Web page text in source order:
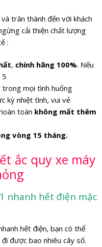
trân thành đến với khách
cải thiện chất lượng
:
, chính hãng 100%. Nếu
5
trong mọi tình huống
kỳ nhiệt tình, vui vẻ
toàn không mất thêm
vòng 15 tháng.
ắc quy xe máy
nhanh hết điện mặc
hết điện, bạn có thể
được bao nhiêu cây số.